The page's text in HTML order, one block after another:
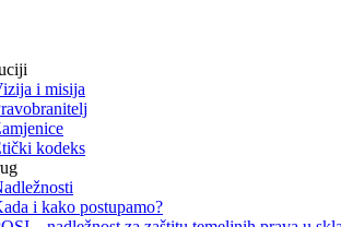
i misija
kodeks
i kako postupamo?